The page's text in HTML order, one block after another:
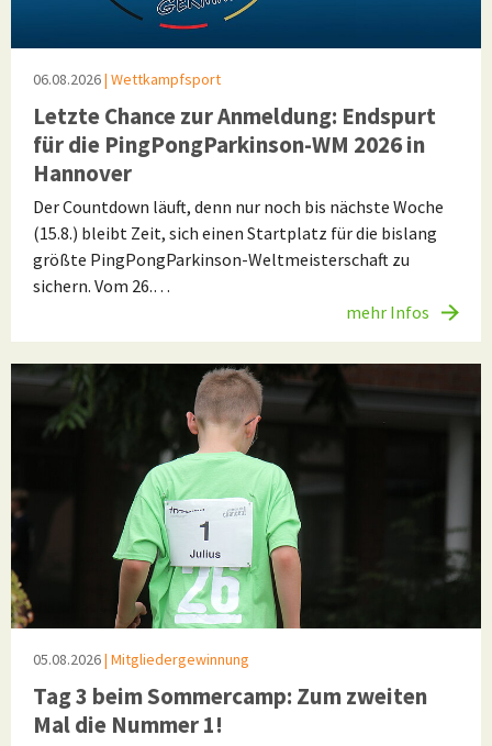
06.08.2026| Wettkampfsport
Letzte Chance zur Anmeldung: Endspurt
für die PingPongParkinson-WM 2026 in
Hannover
Der Countdown läuft, denn nur noch bis nächste Woche
(15.8.) bleibt Zeit, sich einen Startplatz für die bislang
größte PingPongParkinson-Weltmeisterschaft zu
sichern. Vom 26.…
mehr Infos
05.08.2026| Mitgliedergewinnung
Tag 3 beim Sommercamp: Zum zweiten
Mal die Nummer 1!